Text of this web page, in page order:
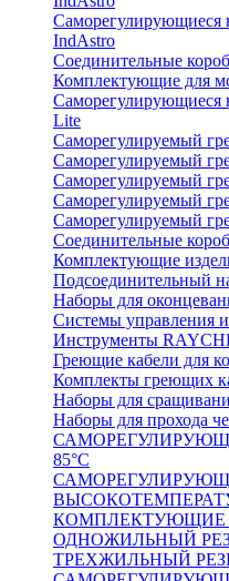
Саморегулирующиеся
IndAstro
Соединительные
Комплектующие для
Саморегулирующиеся
Lite
Саморегулируемый
Саморегулируемый
Саморегулируемый
Саморегулируемый
Саморегулируемый
Соединительные
Комплектующие
Подсоединительный
Наборы для
Системы управления
Инструменты
Греющие кабели для
Комплекты греющих
Наборы для
Наборы для прохода
85°С
КОМПЛЕКТУЮЩИЕ
ОДНОЖИЛЬНЫЙ
ТРЕХЖИЛЬНЫЙ